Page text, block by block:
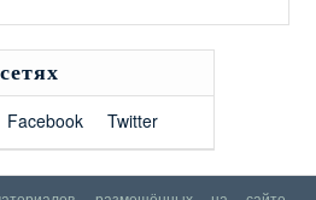
Facebook Twitter